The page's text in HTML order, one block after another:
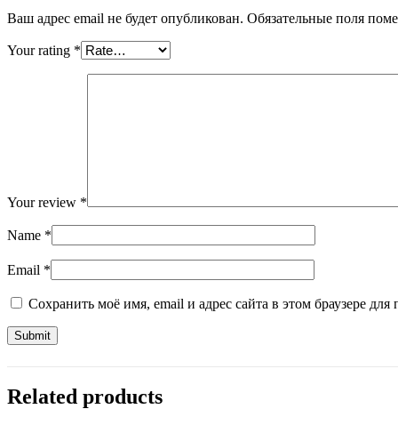
Ваш адрес email не будет опубликован. Обязательные поля
Your rating *
Your review *
Name *
Email *
Сохранить моё имя, email и адрес сайта в этом браузере
Related products